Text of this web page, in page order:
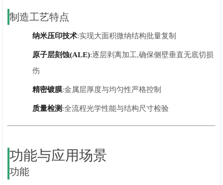
制造工艺特点
纳米压印技术:实现大面积微纳结构批量复制
原子层刻蚀(ALE):逐层剥离加工,确保侧壁垂直无底切损
伤
精密镀膜:金属层厚度与均匀性严格控制
质量检测 :全流程光学性能与结构尺寸检验
功能与应用场景
功能